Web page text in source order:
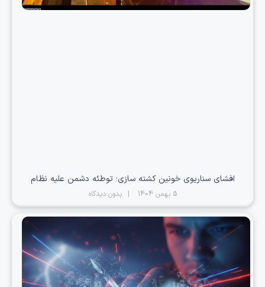
افشای سناریوی خونین کشته سازی؛ توطئه دشمن علیه نظام
5 بهمن 1404 بدون دیدگاه